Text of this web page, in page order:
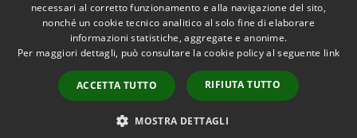
Accessibilità
Copyright © 2026 • Comune di
Martirano • Powered by
Municipium•
Accesso
redazione
necessari al corretto funzionamento e alla navigazione del sito,
nonché un cookie tecnico analitico al solo fine di elaborare
informazioni statistiche, aggregate e anonime.
Per maggiori dettagli, può consultare la cookie policy al seguente link
ACCETTA TUTTO RIFIUTA TUTTO
MOSTRA DETTAGLI